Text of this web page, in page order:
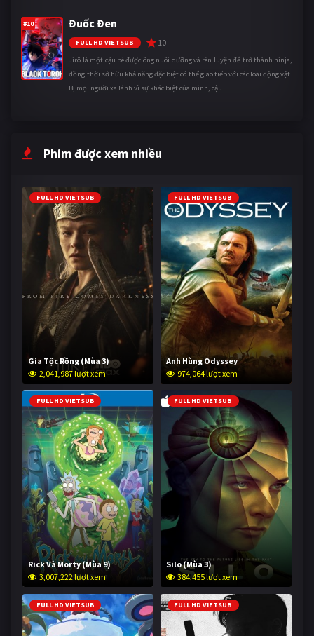
#10 Đuốc Đen
FULL HD VIETSUB 10
Jirô là một cậu bé được ông nuôi dưỡng và rèn luyện để trở thành ninja,
đồng thời sở hữu khả năng đặc biệt có thể giao tiếp với các loài động vật.
Bị mọi người xa lánh vì sự khác biệt của mình, cậu ...
Phim được xem nhiều
FULL HD VIETSUB
Gia Tộc Rồng (Mùa 3)
2,041,987 lượt xem
FULL HD VIETSUB
Anh Hùng Odyssey
974,064 lượt xem
FULL HD VIETSUB
Rick Và Morty (Mùa 9)
3,007,222 lượt xem
FULL HD VIETSUB
Silo (Mùa 3)
384,455 lượt xem
FULL HD VIETSUB FULL HD VIETSUB